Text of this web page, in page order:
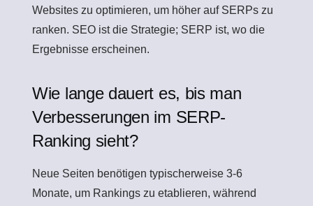
Websites zu optimieren, um höher auf SERPs zu
ranken. SEO ist die Strategie; SERP ist, wo die
Ergebnisse erscheinen.
Wie lange dauert es, bis man
Verbesserungen im SERP-
Ranking sieht?
Neue Seiten benötigen typischerweise 3-6
Monate, um Rankings zu etablieren, während